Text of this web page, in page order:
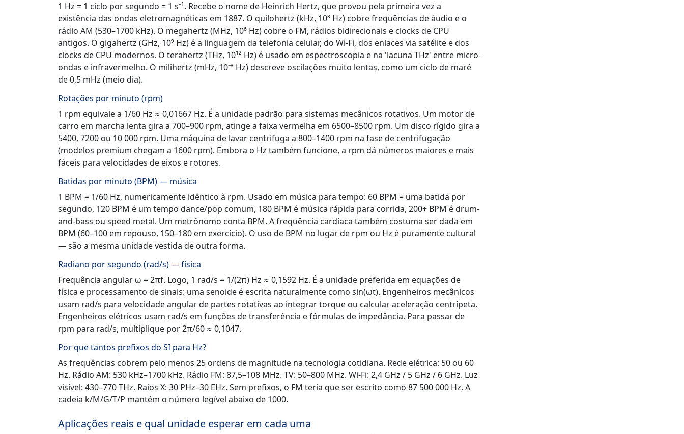
1 Hz = 1 ciclo por segundo = 1 s⁻¹. Recebe o nome de Heinrich Hertz, que provou pela primeira vez a
existência das ondas eletromagnéticas em 1887. O quilohertz (kHz, 10³ Hz) cobre frequências de áudio e o
rádio AM (530–1700 kHz). O megahertz (MHz, 10⁶ Hz) cobre o FM, rádios bidirecionais e clocks de CPU
antigos. O gigahertz (GHz, 10⁹ Hz) é a linguagem da telefonia celular, do Wi-Fi, dos enlaces via satélite e dos
clocks de CPU modernos. O terahertz (THz, 10¹² Hz) é usado em espectroscopia e na 'lacuna THz' entre micro-
ondas e infravermelho. O milihertz (mHz, 10⁻³ Hz) descreve oscilações muito lentas, como um ciclo de maré
de 0,5 mHz (meio dia).
Rotações por minuto (rpm)
1 rpm equivale a 1/60 Hz ≈ 0,01667 Hz. É a unidade padrão para sistemas mecânicos rotativos. Um motor de
carro em marcha lenta gira a 700–900 rpm, atinge a faixa vermelha em 6500–8500 rpm. Um disco rígido gira a
5400, 7200 ou 10 000 rpm. Uma máquina de lavar centrifuga a 800–1400 rpm na fase de centrifugação
(modelos premium chegam a 1600 rpm). Embora o Hz também funcione, a rpm dá números maiores e mais
fáceis para velocidades de eixos e rotores.
Batidas por minuto (BPM) — música
1 BPM = 1/60 Hz, numericamente idêntico à rpm. Usado em música para tempo: 60 BPM = uma batida por
segundo, 120 BPM é um tempo dance/pop comum, 180 BPM é música rápida para corrida, 200+ BPM é drum-
and-bass ou speed metal. Um metrônomo conta BPM. A frequência cardíaca também costuma ser dada em
BPM (60–100 em repouso, 150–180 em exercício). O uso de BPM no lugar de rpm ou Hz é puramente cultural
— são a mesma unidade vestida de outra forma.
Radiano por segundo (rad/s) — física
Frequência angular ω = 2πf. Logo, 1 rad/s = 1/(2π) Hz ≈ 0,1592 Hz. É a unidade preferida em equações de
física e processamento de sinais: uma senoide é escrita naturalmente como sin(ωt). Engenheiros mecânicos
usam rad/s para velocidade angular de partes rotativas ao integrar torque ou calcular aceleração centrípeta.
Engenheiros elétricos usam rad/s em funções de transferência e fórmulas de impedância. Para passar de
rpm para rad/s, multiplique por 2π/60 ≈ 0,1047.
Por que tantos prefixos do SI para Hz?
As frequências cobrem pelo menos 25 ordens de magnitude na tecnologia cotidiana. Rede elétrica: 50 ou 60
Hz. Rádio AM: 530 kHz–1700 kHz. Rádio FM: 87,5–108 MHz. TV: 50–800 MHz. Wi-Fi: 2,4 GHz / 5 GHz / 6 GHz. Luz
visível: 430–770 THz. Raios X: 30 PHz–30 EHz. Sem prefixos, o FM teria que ser escrito como 87 500 000 Hz. A
cadeia k/M/G/T/P mantém o número legível abaixo de 1000.
Aplicações reais e qual unidade esperar em cada uma